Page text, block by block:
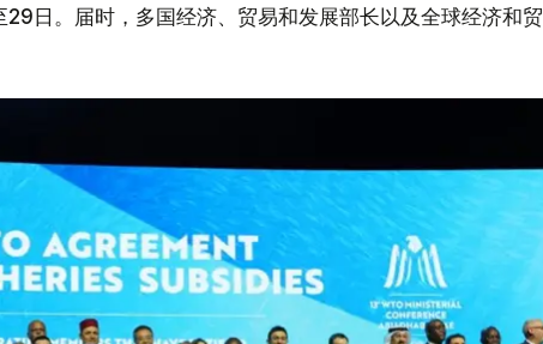
日。届时，多国经济、贸易和发展部长以及全球经济和贸